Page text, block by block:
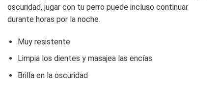
oscuridad, jugar con tu perro puede incluso continuar
durante horas por la noche.
Muy resistente
Limpia los dientes y masajea las encías
Brilla en la oscuridad